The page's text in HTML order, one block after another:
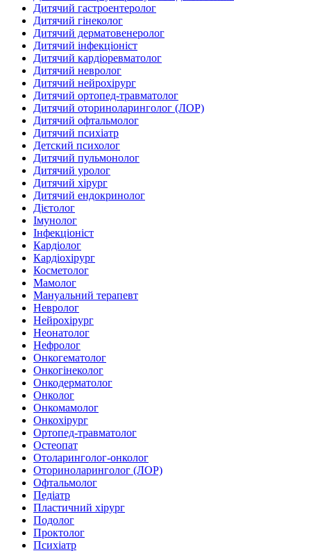
Дитячий гастроентеролог
Дитячий гінеколог
Дитячий дерматовенеролог
Дитячий інфекціоніст
Дитячий кардіоревматолог
Дитячий невролог
Дитячий нейрохірург
Дитячий ортопед-травматолог
Дитячий оториноларинголог (ЛОР)
Дитячий офтальмолог
Дитячий психіатр
Детский психолог
Дитячий пульмонолог
Дитячий уролог
Дитячий хірург
Дитячий ендокринолог
Дієтолог
Імунолог
Інфекціоніст
Кардіолог
Кардіохірург
Косметолог
Мамолог
Мануальний терапевт
Невролог
Нейрохірург
Неонатолог
Нефролог
Онкогематолог
Онкогінеколог
Онкодерматолог
Онколог
Онкомамолог
Онкохірург
Ортопед-травматолог
Остеопат
Отоларинголог-онколог
Оториноларинголог (ЛОР)
Офтальмолог
Педіатр
Пластичний хірург
Подолог
Проктолог
Психіатр